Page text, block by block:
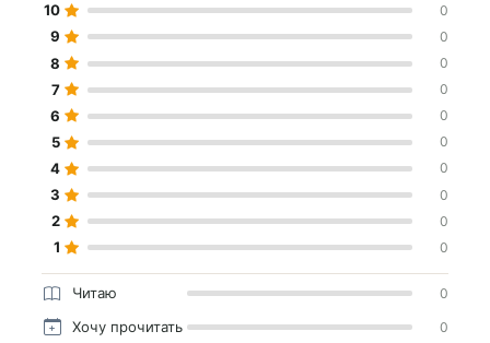
10 0
9 0
8 0
7 0
6 0
5 0
4 0
3 0
2 0
1 0
Читаю 0
Хочу прочитать 0